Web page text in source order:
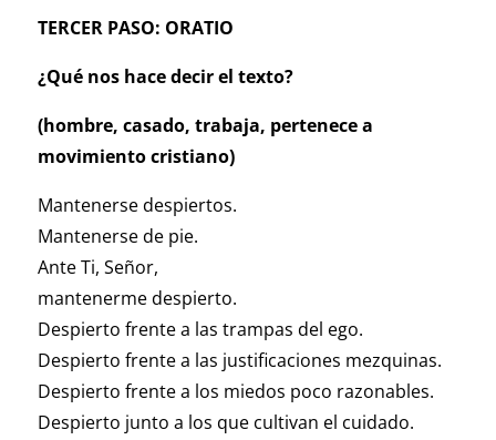
TERCER PASO: ORATIO
¿Qué nos hace decir el texto?
(hombre, casado, trabaja, pertenece a
movimiento cristiano)
Mantenerse despiertos.
Mantenerse de pie.
Ante Ti, Señor,
mantenerme despierto.
Despierto frente a las trampas del ego.
Despierto frente a las justificaciones mezquinas.
Despierto frente a los miedos poco razonables.
Despierto junto a los que cultivan el cuidado.